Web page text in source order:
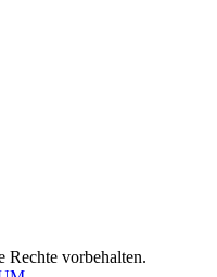
Rechte vorbehalten.